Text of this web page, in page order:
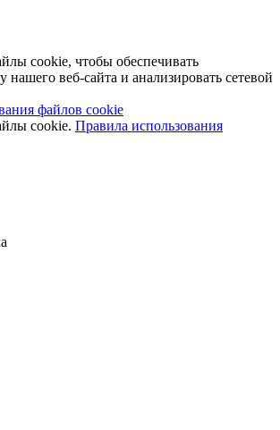
cookie, чтобы обеспечивать
нашего веб-сайта и анализировать сетевой
файлов cookie
cookie. Правила использования